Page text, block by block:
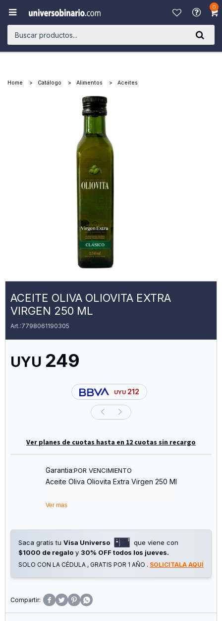
0

Home Catálogo Alimentos Aceites
ACEITE OLIVA OLIOVITA EXTRA
VIRGEN 250 ML
7798061190305
UYU 249
UYU 212
Ver planes de cuotas hasta en 12 cuotas sin recargo
Garantia:POR VENCIMIENTO
Aceite Oliva Oliovita Extra Virgen 250 Ml
Ver mas
Saca gratis tu Visa Universo
que viene con
$1000 de regalo y 30% OFF todos los jueves.
SOLO CON LA CÉDULA , GRATIS POR 1 AÑO . SOLICITALA AQUÍ
   